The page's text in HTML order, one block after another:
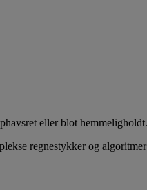
eller blot hemmeligholdt.
regnestykker og